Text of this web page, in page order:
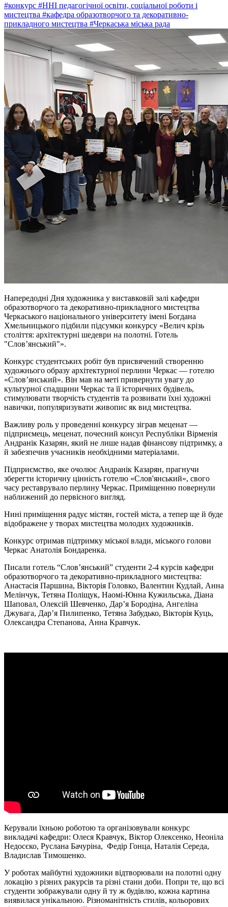
#конкурс #ННІ педагогічної освіти, соціальної роботи і
мистецтва #кафедра образотворчого та декоративно-
прикладного мистецтва #Черкаська міська рада
Напередодні Дня художника у виставковій залі кафедри
образотворчого та декоративно-прикладного мистецтва
Черкаського національного університету імені Богдана
Хмельницького підбили підсумки конкурсу «Велич крізь
століття: архітектурні шедеври на полотні. Готель
"Слов’янський"».
Конкурс студентських робіт був присвячений створенню
художнього образу архітектурної перлини Черкас — готелю
«Слов’янський». Він мав на меті привернути увагу до
культурної спадщини Черкас та її історичних будівель,
стимулювати творчість студентів та розвивати їхні художні
навички, популяризувати живопис як вид мистецтва.
Важливу роль у проведенні конкурсу зіграв меценат —
підприємець, меценат, почесний консул Республіки Вірменія
Андранік Казарян, який не лише надав фінансову підтримку, а
й забезпечив учасників необхідними матеріалами.
Підприємство, яке очолює Андранік Казарян, прагнучи
зберегти історичну цінність готелю «Слов'янський», свого
часу реставрувало перлину Черкас. Приміщенню повернули
наближений до первісного вигляд.
Нині приміщення радує містян, гостей міста, а тепер ще й буде
відображене у творах мистецтва молодих художників.
Конкурс отримав підтримку міської влади, міського голови
Черкас Анатолія Бондаренка.
Писали готель “Слов’янський” студенти 2-4 курсів кафедри
образотворчого та декоративно-прикладного мистецтва:
Анастасія Паршина, Вікторія Головко, Валентин Кудлай, Анна
Мелінчук, Тетяна Поліщук, Наомі-Юнна Кужильська, Діана
Шаповал, Олексій Шевченко, Дар’я Бородіна, Ангеліна
Джувага, Дар’я Пилипенко, Тетяна Забудько, Вікторія Куць,
Олександра Степанова, Анна Кравчук.
Керували їхньою роботою та організовували конкурс
викладачі кафедри: Олеся Кравчук, Віктор Олексенко, Неоніла
Недосєко, Руслана Бачуріна, Федір Гонца, Наталія Середа,
Владислав Тимошенко.
У роботах майбутні художники відтворювали на полотні одну
локацію з різних ракурсів та різні стани доби. Попри те, що всі
студенти зображували одну й ту ж будівлю, кожна картина
виявилася унікальною. Різноманітність стилів, кольорових